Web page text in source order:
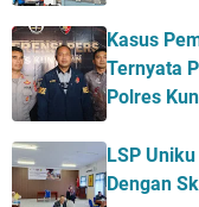
Kasus
Ternyata
Polres
LSP
Dengan